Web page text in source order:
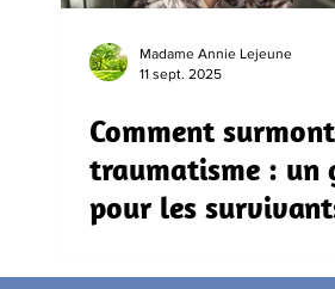
Madame Annie Lejeune
11 sept. 2025
Comment
traumatisme : un
pour les